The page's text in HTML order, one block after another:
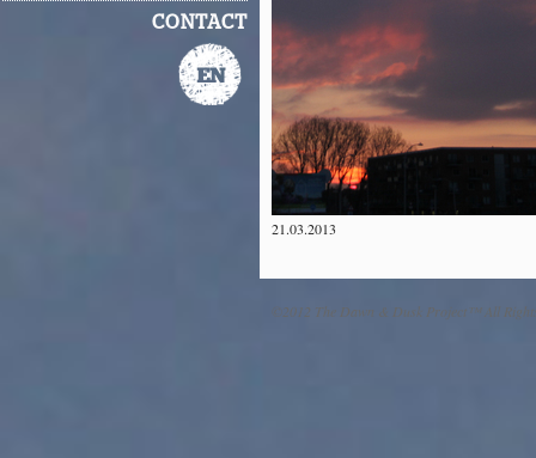
CONTACT
21.03.2013
©2012 The Dawn & Dusk Project™ All